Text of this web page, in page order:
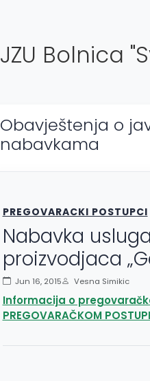
JZU Bolnica
Obavještenja o
nabavkama
PREGOVARACKI POSTUPCI
Nabavka
proizvodjaca
Jun 16, 2015 Vesna Simikic
Informacija o
PREGOVARAČKOM